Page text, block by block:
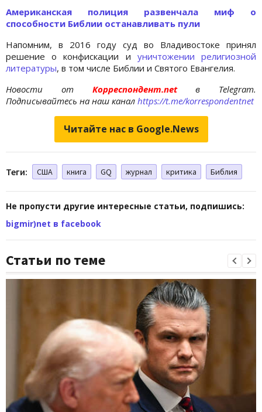
Американская полиция развенчала миф о
способности Библии останавливать пули
Напомним, в 2016 году суд во Владивостоке принял
решение о конфискации и уничтожении религиозной
литературы, в том числе Библии и Святого Евангелия.
Новости отКорреспондент.netв Telegram.
Подписывайтесь на наш канал https://t.me/korrespondentnet
Читайте нас в Google.News
Теги: США книга GQ журнал критика Библия
Не пропусти другие интересные статьи, подпишись:
bigmir)net в facebook
Статьи по теме